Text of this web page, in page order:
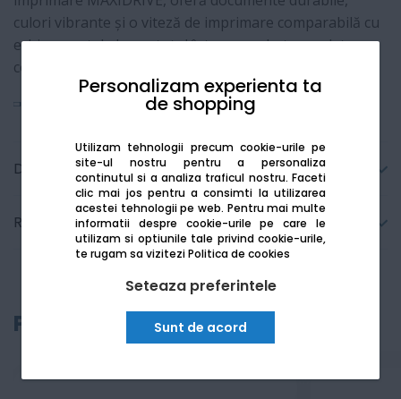
Personalizam experienta ta
de shopping
Utilizam tehnologii precum cookie-urile pe
site-ul nostru pentru a personaliza
continutul si a analiza traficul nostru. Faceti
clic mai jos pentru a consimti la utilizarea
acestei tehnologii pe web. Pentru mai multe
informatii despre cookie-urile pe care le
utilizam si optiunile tale privind cookie-urile,
te rugam sa viziteziPolitica de cookies
Seteaza preferintele
Sunt de acord
culori vibrante și o viteză de imprimare comparabilă cu
echipamentele laser, totul într-un pachet complet
conectat (Wi-Fi, NFC, LAN).
Detalii tehnice
Recenzii
Produse recomandate